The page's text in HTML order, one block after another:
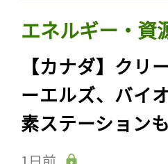
エネルギー・資
【カナダ】クリ
ーエルズ、バイ
素ステーションも